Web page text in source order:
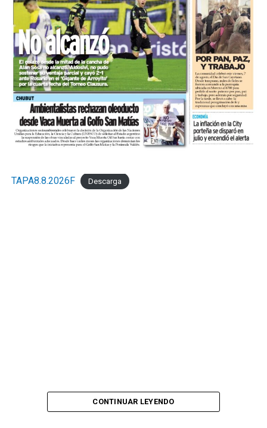
TAPA8.8.2026F Descarga
CONTINUAR LEYENDO